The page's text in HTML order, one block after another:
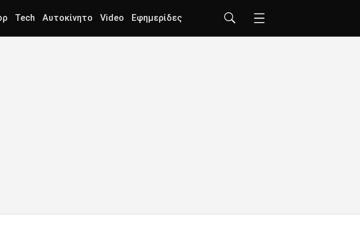
Tech Αυτοκίνητο Video Εφημερίδες